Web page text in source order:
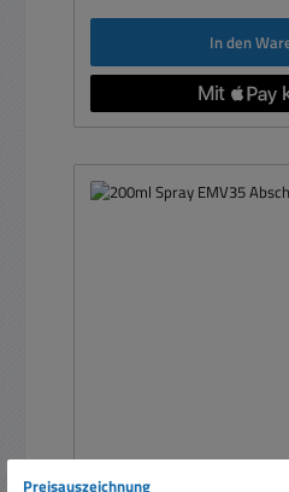
In den
Preisauszeichnung